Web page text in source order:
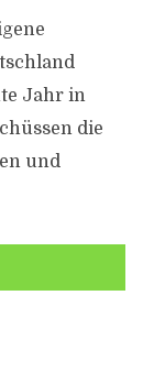
Jahr in
die
und